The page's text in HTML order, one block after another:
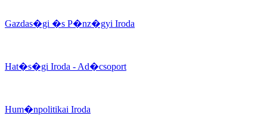
Gazdas�gi �s P�nz�gyi Iroda
Hat�s�gi Iroda - Ad�csoport
Hum�npolitikai Iroda